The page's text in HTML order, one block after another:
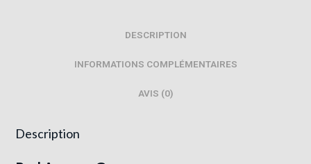
DESCRIPTION
INFORMATIONS COMPLÉMENTAIRES
AVIS (0)
Description